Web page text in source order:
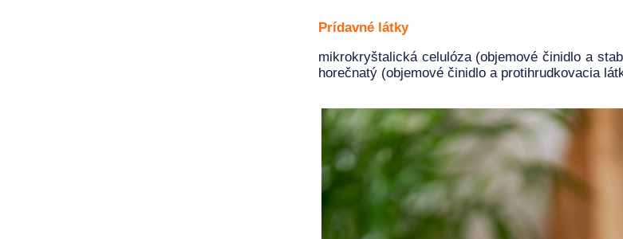
Prídavné látky
mikrokryštalická celulóza (objemové činidlo a
horečnatý (objemové činidlo a protihrudkovacia